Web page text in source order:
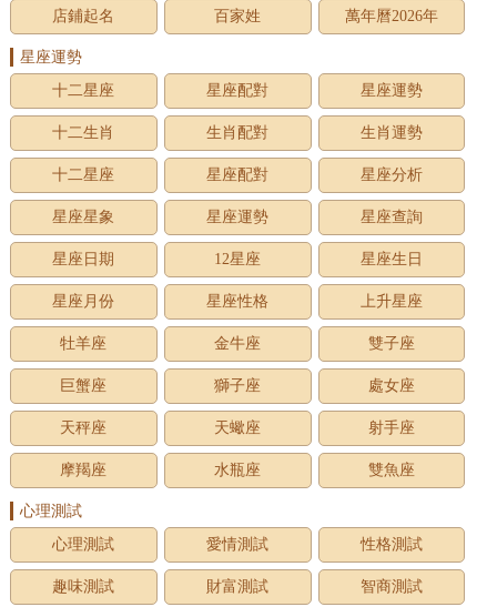
店鋪起名 百家姓 萬年曆2026年
星座運勢
十二星座
星座配對 星座運勢
十二生肖 生肖配對 生肖運勢
十二星座 星座配對 星座分析
星座星象 星座運勢 星座查詢
星座日期 12星座 星座生日
星座月份 星座性格 上升星座
牡羊座 金牛座 雙子座
巨蟹座 獅子座 處女座
天秤座 天蠍座 射手座
摩羯座 水瓶座 雙魚座
心理測試
心理測試
愛情測試 性格測試
趣味測試 財富測試 智商測試